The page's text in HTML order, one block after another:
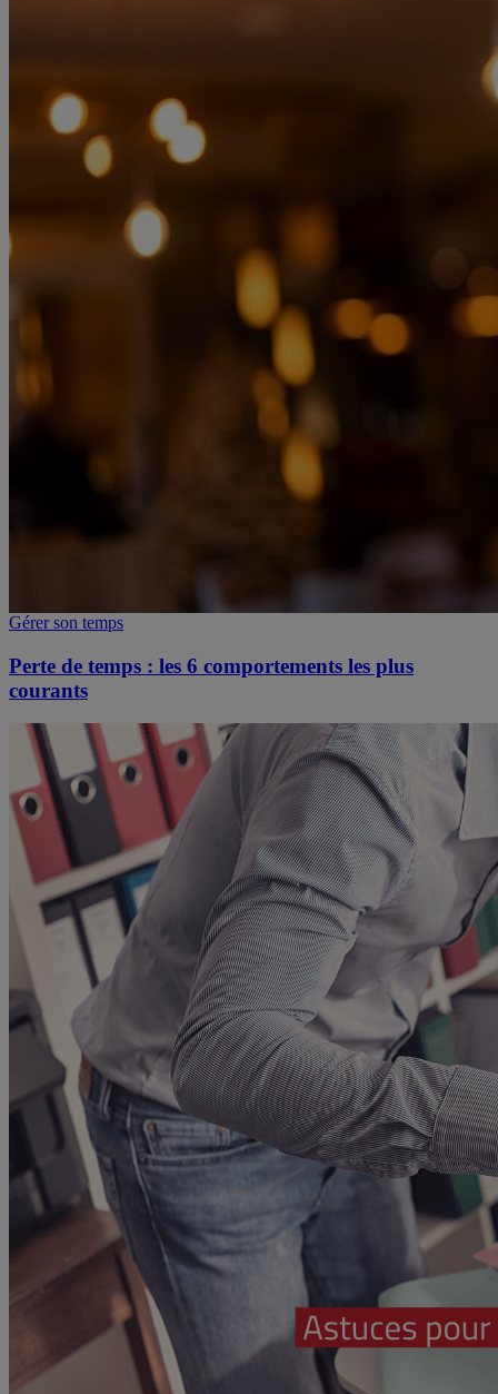
Gérer son temps
Perte de temps : les 6 comportements les plus
courants